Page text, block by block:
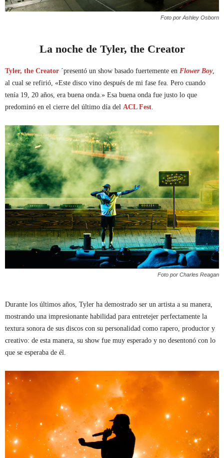
Foto por Ashley Osborn
La noche de Tyler, the Creator
Tyler, the Creator ´presentó un show basado fuertemente en Flower Boy,
al cual se refirió, «Este disco vino después de mi fase fea. Pero cuando
tenía 19, 20 años, era buena onda.» Esa buena onda fue justo lo que
predominó en el cierre del último día del ACL Fest.
Foto por Charles Reagan
Durante los últimos años, Tyler ha demostrado ser un artista a su manera,
mostrando una impresionante habilidad para entretejer perfectamente la
textura sonora de sus discos con su personalidad como rapero, productor y
creativo: de esta manera, su show fue muy esperado y no desentonó con lo
que se esperaba de él.